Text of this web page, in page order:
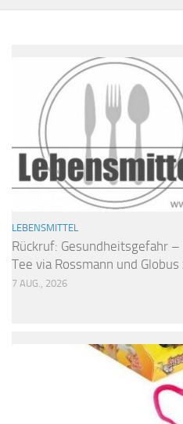
LEBENSMITTEL
Rückruf: Gesundheitsgefahr
Tee via Rossmann und Globus
7 AUG., 2026